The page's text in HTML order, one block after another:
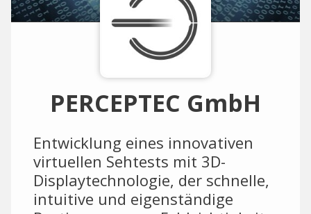
PERCEPTEC GmbH
Entwicklung eines innovativen
virtuellen Sehtests mit 3D-
Displaytechnologie, der schnelle,
intuitive und eigenständige